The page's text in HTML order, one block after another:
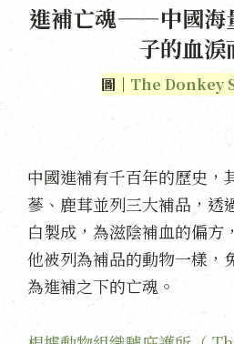
進補亡魂——中國海
子的血淚
圖｜ The Donkey
中國進補有千百年的歷史，
蔘、鹿茸並列三大補品，透
白製成，為滋陰補血的偏方
他被列為補品的動物一樣，
為進補之下的亡魂。